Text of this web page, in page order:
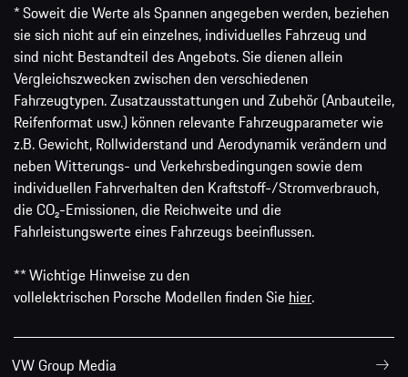
* Soweit die Werte als Spannen angegeben werden, beziehen
sie sich nicht auf ein einzelnes, individuelles Fahrzeug und
sind nicht Bestandteil des Angebots. Sie dienen allein
Vergleichszwecken zwischen den verschiedenen
Fahrzeugtypen. Zusatzausstattungen und Zubehör (Anbauteile,
Reifenformat usw.) können relevante Fahrzeugparameter wie
z.B. Gewicht, Rollwiderstand und Aerodynamik verändern und
neben Witterungs- und Verkehrsbedingungen sowie dem
individuellen Fahrverhalten den Kraftstoff-/Stromverbrauch,
die CO₂-Emissionen, die Reichweite und die
Fahrleistungswerte eines Fahrzeugs beeinflussen.
** Wichtige Hinweise zu den
vollelektrischen Porsche Modellen finden Sie hier.
VW Group Media